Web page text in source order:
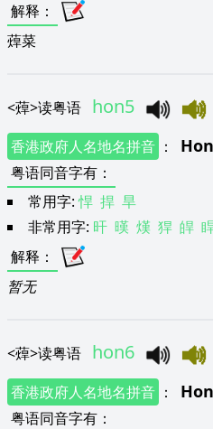
解释 ：
蔊菜
<蔊>读粤语 hon5
香港政府人名地名拼音 ： Hon
粤语同音字有 ：
常用字: 悍 捍 旱
非常用字: 旰 暵 熯 猂 皔
解释 ：
暂无
<蔊>读粤语 hon6
香港政府人名地名拼音 ： Hon
粤语同音字有 ：